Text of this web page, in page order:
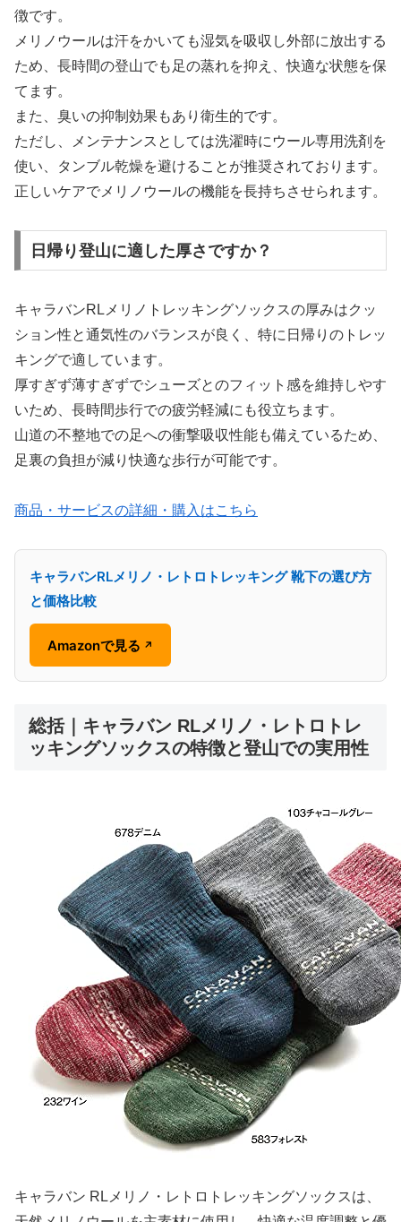
徴です。
メリノウールは汗をかいても湿気を吸収し外部に放出する
ため、長時間の登山でも足の蒸れを抑え、快適な状態を保
てます。
また、臭いの抑制効果もあり衛生的です。
ただし、メンテナンスとしては洗濯時にウール専用洗剤を
使い、タンブル乾燥を避けることが推奨されております。
正しいケアでメリノウールの機能を長持ちさせられます。
日帰り登山に適した厚さですか？
キャラバンRLメリノトレッキングソックスの厚みはクッ
ション性と通気性のバランスが良く、特に日帰りのトレッ
キングで適しています。
厚すぎず薄すぎずでシューズとのフィット感を維持しやす
いため、長時間歩行での疲労軽減にも役立ちます。
山道の不整地での足への衝撃吸収性能も備えているため、
足裏の負担が減り快適な歩行が可能です。
商品・サービスの詳細・購入はこちら
キャラバンRLメリノ・レトロトレッキング 靴下の選び方
と価格比較
Amazonで見る ↗
総括｜キャラバン RLメリノ・レトロトレ
ッキングソックスの特徴と登山での実用性
キャラバン RLメリノ・レトロトレッキングソックスは、